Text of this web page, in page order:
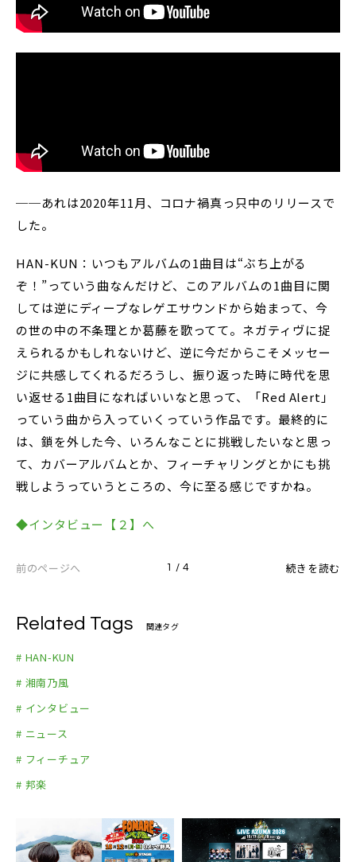
──あれは2020年11月、コロナ禍真っ只中のリリースで
した。
HAN-KUN：いつもアルバムの1曲目は“ぶち上がる
ぞ！”っていう曲なんだけど、このアルバムの1曲目に関
しては逆にディープなレゲエサウンドから始まって、今
の世の中の不条理とか葛藤を歌ってて。ネガティヴに捉
えられるかもしれないけど、逆に今だからこそメッセー
ジに共感してくれるだろうし、振り返った時に時代を思
い返せる1曲目になればいいなと思って、「Red Alert」
っていう曲から入っていくっていう作品です。最終的に
は、鎖を外した今、いろんなことに挑戦したいなと思っ
て、カバーアルバムとか、フィーチャリングとかにも挑
戦しようっていうところの、今に至る感じですかね。
◆インタビュー【２】へ
前のページへ 1 / 4 続きを読む
Related Tags 関連タグ
# HAN-KUN
# 湘南乃風
# インタビュー
# ニュース
# フィーチュア
# 邦楽